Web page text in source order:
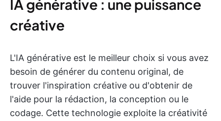
IA générative : une puissance
créative
L'IA générative est le meilleur choix si vous avez
besoin de générer du contenu original, de
trouver l'inspiration créative ou d'obtenir de
l'aide pour la rédaction, la conception ou le
codage. Cette technologie exploite la créativité